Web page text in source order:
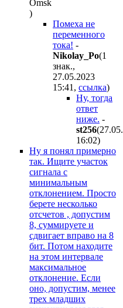
)
Помеха не
переменного
тока! -
Nikolay_Po(1
знак.,
27.05.2023
15:41 , ссылка)
Ну, тогда
ответ
ниже. -
st256
16:02)
Ну я понял примерно
так. Ищите участок
сигнала с
минимальным
отклонением. Просто
берете несколько
отсчетов , допустим
8, суммируете и
сдвигает вправо на 8
бит. Потом находите
на этом интервале
максимальное
отклонение. Если
оно, допустим, менее
трех младших